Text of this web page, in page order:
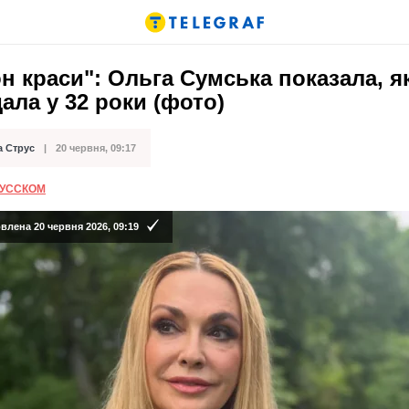
краси": Ольга Сумська показала,
у 32 роки (фото)
Струс 20 червня, 09:17
20 червня 2026, 09:19